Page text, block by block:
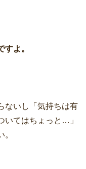
よ。
ないし「気持ちは有
いてはちょっと…」